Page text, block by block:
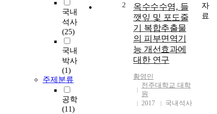
국내
석사
(25)
국내
박사
(1)
주제분류
공학
(11)
2
옥수수수염, 들
깻잎 및 포도줄
기 복합추출물
의 피부면역기
능 개선효과에
대한 연구
황영민
전주대학교 대학
원
2017
국내석사
자
료